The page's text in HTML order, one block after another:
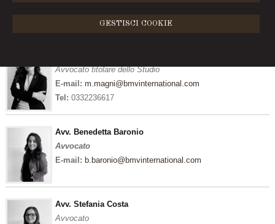
GESTISCI COOKIE
costantemente aggiornati rispetto alle evoluzioni normative e
Avvocato titolare dello Studio
E-mail: m.magni@bmvinternational.com
Tel: 0332236617
Avv. Benedetta Baronio
Avvocato
E-mail: b.baronio@bmvinternational.com
Avv. Stefania Costa
Avvocato